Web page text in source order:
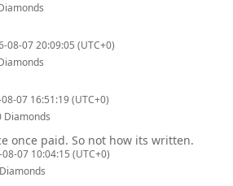
08-07 20:09:05 (UTC+0)
07 16:51:19 (UTC+0)
Diamonds
once paid. So not how its written.
07 10:04:15 (UTC+0)